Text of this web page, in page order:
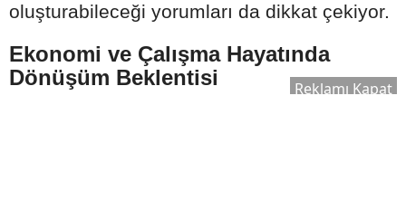
oluşturabileceği yorumları da dikkat çekiyor.
Ekonomi ve Çalışma Hayatında
Dönüşüm Beklentisi
Reklamı Kapat